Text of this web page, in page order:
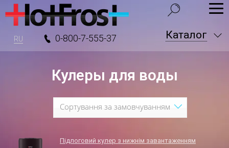
RU Каталог
0-800-7-555-37
Кулеры для воды
Сортування за замовчуванням
Підлоговий кулер з нижнім завантаженням